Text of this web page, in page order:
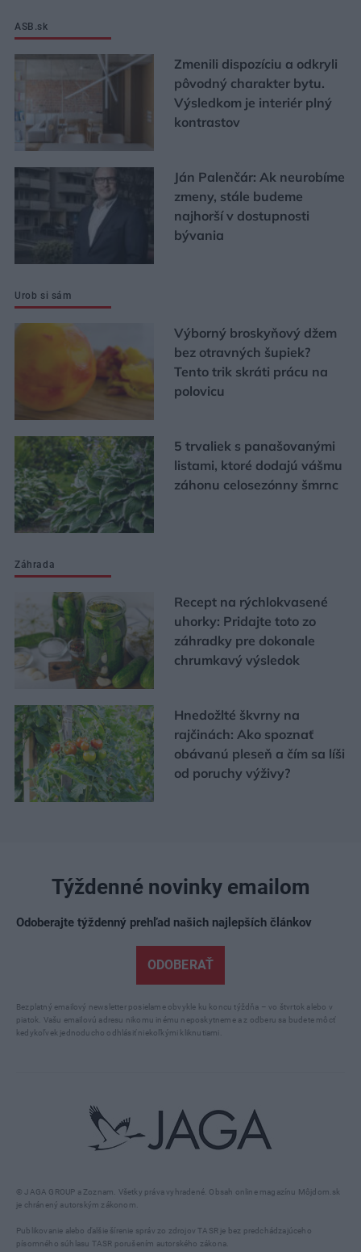
ASB.sk
Zmenili dispozíciu a odkryli
pôvodný charakter bytu.
Výsledkom je interiér plný
kontrastov
Ján Palenčár: Ak neurobíme
zmeny, stále budeme
najhorší v dostupnosti
bývania
Urob si sám
Výborný broskyňový džem
bez otravných šupiek?
Tento trik skráti prácu na
polovicu
5 trvaliek s panašovanými
listami, ktoré dodajú vášmu
záhonu celosezónny šmrnc
Záhrada
Recept na rýchlokvasené
uhorky: Pridajte toto zo
záhradky pre dokonale
chrumkavý výsledok
Hnedožlté škvrny na
rajčinách: Ako spoznať
obávanú pleseň a čím sa líši
od poruchy výživy?
© JAGA GROUP a Zoznam. Všetky práva vyhradené. Obsah online magazínu Môjdom.sk
je chránený autorským zákonom.
Publikovanie alebo ďalšie šírenie správ zo zdrojov TASR je bez predchádzajúceho
písomného súhlasu TASR porušením autorského zákona.
Týždenné novinky emailom
Odoberajte týždenný prehľad našich najlepších článkov
ODOBERAŤ
Bezplatný emailový newsletter posielame obvykle ku koncu týždňa – vo štvrtok alebo v
piatok. Vašu emailovú adresu nikomu inému neposkytneme a z odberu sa budete môcť
kedykoľvek jednoducho odhlásiť niekoľkými kliknutiami.